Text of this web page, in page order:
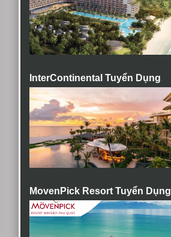
InterContinental Tuyển Dụng
MovenPick Resort Tuyển Dụng